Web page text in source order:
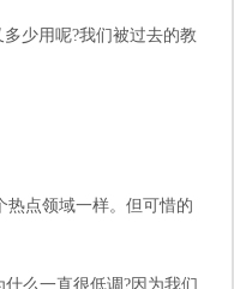
少用呢?我们被过去的教
热点领域一样。但可惜的
么一直很低调?因为我们